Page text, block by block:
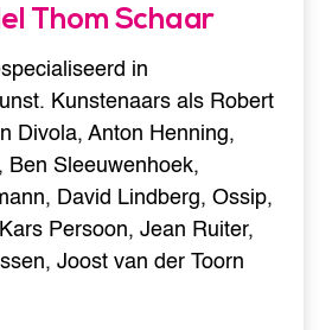
Thom Schaar
in
Kunstenaars als Robert
Divola, Anton Henning,
Ben Sleeuwenhoek,
David Lindberg, Ossip,
Persoon, Jean Ruiter,
Joost van der Toorn